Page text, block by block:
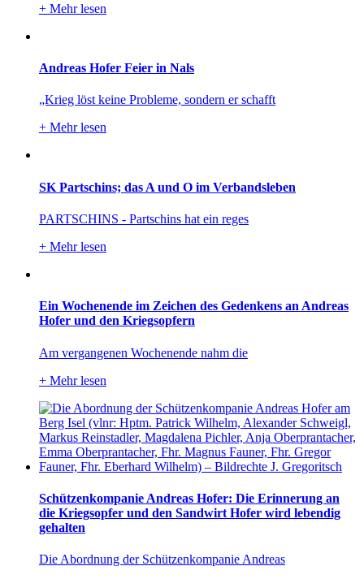
+ Mehr lesen
Andreas Hofer Feier in Nals
„Krieg löst keine Probleme, sondern er schafft
+ Mehr lesen
SK Partschins; das A und O im Verbandsleben
PARTSCHINS - Partschins hat ein reges
+ Mehr lesen
Ein Wochenende im Zeichen des Gedenkens an Andreas
Hofer und den Kriegsopfern
Am vergangenen Wochenende nahm die
+ Mehr lesen
Schützenkompanie Andreas Hofer: Die Erinnerung an
die Kriegsopfer und den Sandwirt Hofer wird lebendig
gehalten
Die Abordnung der Schützenkompanie Andreas